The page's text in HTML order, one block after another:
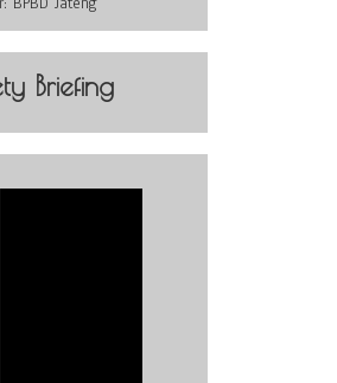
Briefing